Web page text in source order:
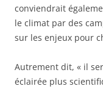
conviendrait
le climat par des
sur les enjeux pour
Autrement dit, « il
éclairée plus